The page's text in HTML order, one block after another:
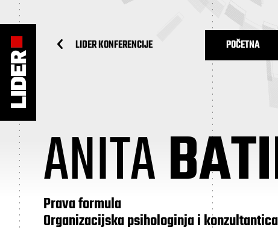
LIDER KONFERENCIJE POČETNA
ANITA
Prava formula
Organizacijska psihologinja i konzultantica